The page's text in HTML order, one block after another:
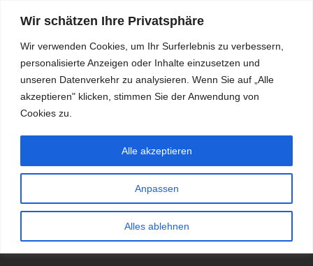
Wir schätzen Ihre Privatsphäre
Wir verwenden Cookies, um Ihr Surferlebnis zu verbessern,
personalisierte Anzeigen oder Inhalte einzusetzen und
unseren Datenverkehr zu analysieren. Wenn Sie auf „Alle
akzeptieren" klicken, stimmen Sie der Anwendung von
Cookies zu.
Anpassen
Alles ablehnen
Alle akzeptieren
RDKS.EXPERT
TESTS, EXPERTEN-TIPPS RUND UM DAS THEMA RDKS UND